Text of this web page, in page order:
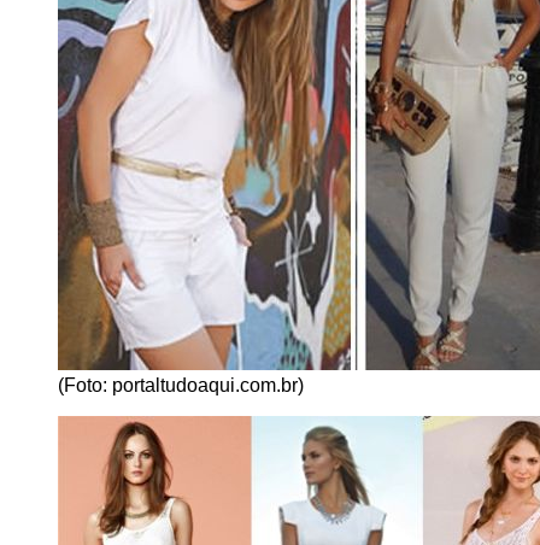
(Foto: portaltudoaqui.com.br)